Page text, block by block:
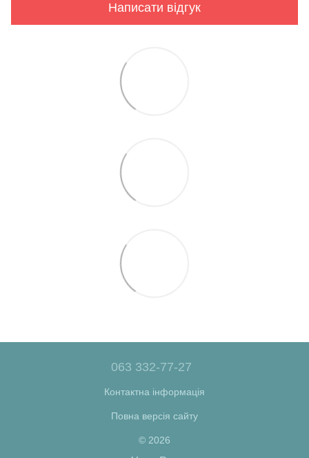
Написати відгук
063 332-77-27
Контактна інформація
Повна версія сайту
© 2026